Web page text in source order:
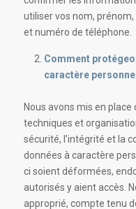
utiliser vos nom,
et numéro de téléphone.
Comment
caractère
Nous avons mis en
techniques et
sécurité, l’intégrité et la
données à caractère
ci soient déformées,
autorisés y aient accès.
approprié, compte tenu